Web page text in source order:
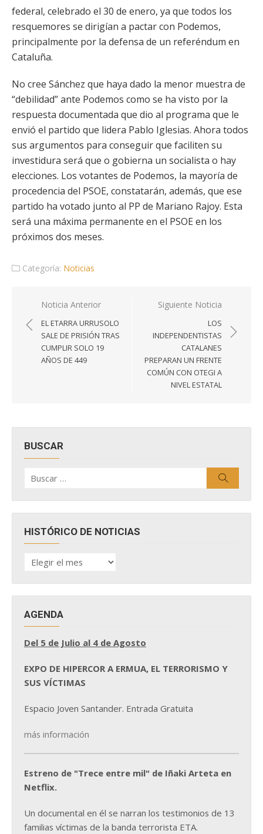
federal, celebrado el 30 de enero, ya que todos los
resquemores se dirigían a pactar con Podemos,
principalmente por la defensa de un referéndum en
Cataluña.
No cree Sánchez que haya dado la menor muestra de
“debilidad” ante Podemos como se ha visto por la
respuesta documentada que dio al programa que le
envió el partido que lidera Pablo Iglesias. Ahora todos
sus argumentos para conseguir que faciliten su
investidura será que o gobierna un socialista o hay
elecciones. Los votantes de Podemos, la mayoría de
procedencia del PSOE, constatarán, además, que ese
partido ha votado junto al PP de Mariano Rajoy. Esta
será una máxima permanente en el PSOE en los
próximos dos meses.
Categoría: Noticias
Navegación
de
entradas
Noticia Anterior
EL ETARRA URRUSOLO
SALE DE PRISIÓN TRAS
CUMPLIR SOLO 19
AÑOS DE 449
Siguiente Noticia
LOS
INDEPENDENTISTAS
CATALANES
PREPARAN UN FRENTE
COMÚN CON OTEGI A
NIVEL ESTATAL
BUSCAR
por:
HISTÓRICO DE NOTICIAS
HISTÓRICO
DE
AGENDA
Del 5 de Julio al 4 de Agosto
EXPO DE HIPERCOR A ERMUA, EL TERRORISMO Y
SUS VÍCTIMAS
Espacio Joven Santander. Entrada Gratuita
más información
Estreno de "Trece entre mil" de Iñaki Arteta en
Netflix.
Un documental en él se narran los testimonios de 13
familias víctimas de la banda terrorista ETA.